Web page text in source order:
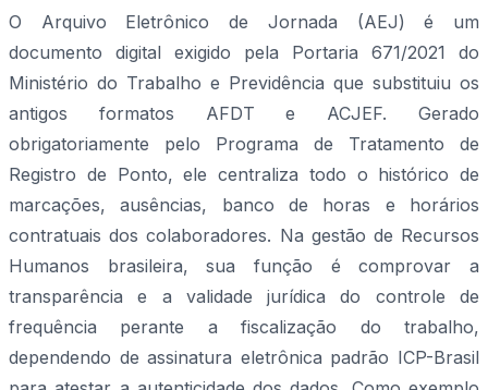
O Arquivo Eletrônico de Jornada (AEJ) é um
documento digital exigido pela Portaria 671/2021 do
Ministério do Trabalho e Previdência que substituiu os
antigos formatos AFDT e ACJEF. Gerado
obrigatoriamente pelo Programa de Tratamento de
Registro de Ponto, ele centraliza todo o histórico de
marcações, ausências, banco de horas e horários
contratuais dos colaboradores. Na gestão de Recursos
Humanos brasileira, sua função é comprovar a
transparência e a validade jurídica do controle de
frequência perante a fiscalização do trabalho,
dependendo de assinatura eletrônica padrão ICP-Brasil